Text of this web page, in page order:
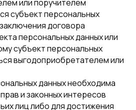
или поручителем
субъект персональных
договора
персональных данных или
субъект персональных
выгодоприобретателем или
данных необходима
и законных интересов
лиц либо для достижения